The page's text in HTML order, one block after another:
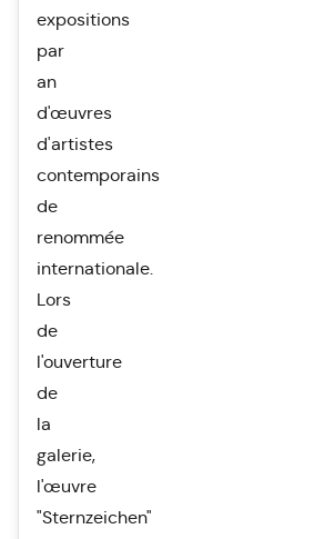
expositions
par
an
d'œuvres
d'artistes
contemporains
de
renommée
internationale.
Lors
de
l'ouverture
de
la
galerie,
l'œuvre
"Sternzeichen"